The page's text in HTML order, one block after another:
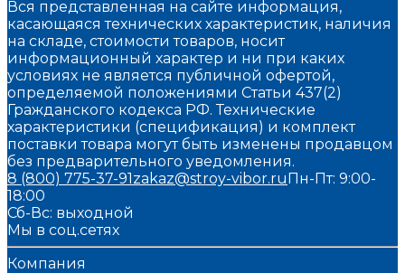
Вся представленная на сайте информация,
касающаяся технических характеристик, наличия
на складе, стоимости товаров, носит
информационный характер и ни при каких
условиях не является публичной офертой,
определяемой положениями Статьи 437(2)
Гражданского кодекса РФ. Технические
характеристики (спецификация) и комплект
поставки товара могут быть изменены продавцом
без предварительного уведомления.
8 (800) 775-37-91zakaz@stroy-vibor.ruПн-Пт: 9:00-
18:00
Сб-Вс: выходной
Мы в соц.сетях
Компания